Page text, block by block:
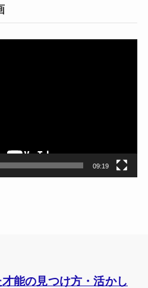
09:19
能の見つけ方・活かし